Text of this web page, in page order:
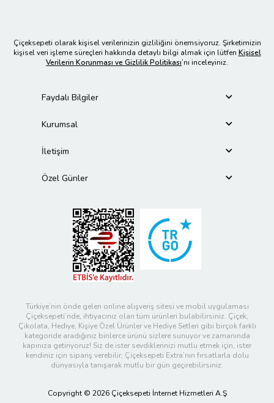
Çiçeksepeti olarak kişisel verilerinizin gizliliğini önemsiyoruz. Şirketimizin
kişisel veri işleme süreçleri hakkında detaylı bilgi almak için lütfen Kişisel
Verilerin Korunması ve Gizlilik Politikası’nı inceleyiniz.
Faydalı Bilgiler
Kurumsal
İletişim
Özel Günler
Türkiye’nin önde gelen online alışveriş sitesi ve mobil uygulaması
Çiçeksepeti’nde, ihtiyacınız olan tüm ürünleri bulabilirsiniz. Çiçek,
Çikolata, Hediye, Kişiye Özel Ürünler ve Hediye Setleri gibi birçok farklı
kategoride aradığınız binlerce ürünü sizlere sunuyor ve zamanında
kapınıza getiriyoruz! Siz de ister sevdiklerinizi mutlu etmek için, ister
kendiniz için sipariş verebilir; Çiçeksepeti Extra’nın fırsatlarla dolu
dünyasıyla tanışarak mutlu bir gün geçirebilirsiniz.
Copyright © 2026 Çiçeksepeti İnternet Hizmetleri A.Ş